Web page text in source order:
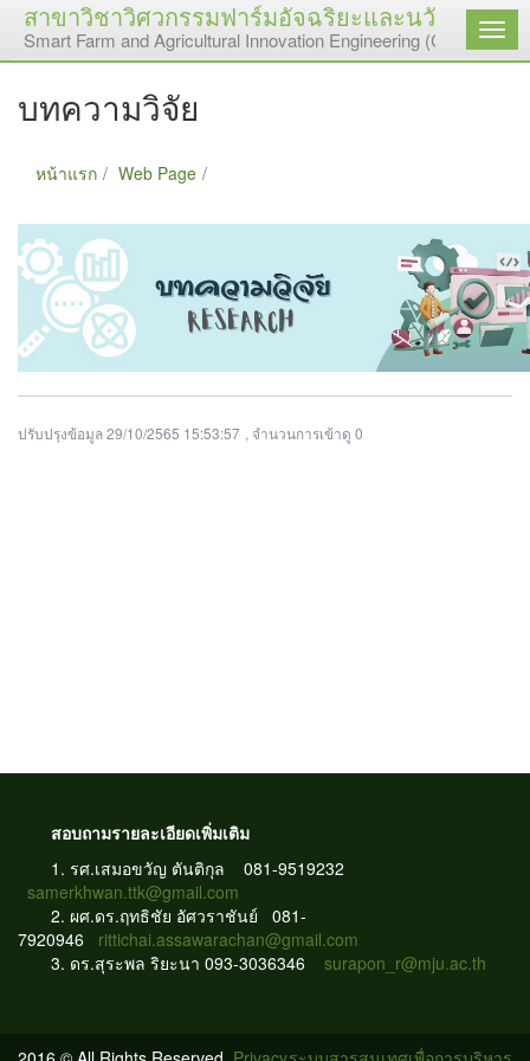
สาขาวิชาวิศวกรรมฟาร์มอัจฉริยะและนวัตกรรมเ
Smart Farm and Agricultural Innovation Engineering (Continuing
เมนู
บทความวิจัย
หน้าแรก Web Page
ปรับปรุงข้อมูล 29/10/2565 15:53:57 , จำนวนการเข้าดู 0
สอบถามรายละเอียดเพิ่มเติม
1. รศ.เสมอขวัญ ตันติกุล 081-9519232
samerkhwan.ttk@gmail.com
2. ผศ.ดร.ฤทธิชัย อัศวราชันย์ 081-
7920946
rittichai.assawarachan@gmail.com
3. ดร.สุระพล ริยะนา 093-3036346
surapon_r@mju.ac.th